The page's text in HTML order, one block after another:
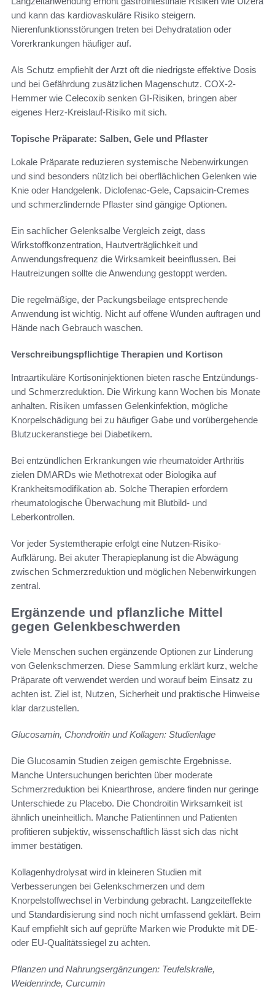
und kann das kardiovaskuläre Risiko steigern.
Nierenfunktionsstörungen treten bei Dehydratation oder
Vorerkrankungen häufiger auf.
Als Schutz empfiehlt der Arzt oft die niedrigste effektive Dosis
und bei Gefährdung zusätzlichen Magenschutz. COX-2-
Hemmer wie Celecoxib senken GI-Risiken, bringen aber
eigenes Herz-Kreislauf-Risiko mit sich.
Topische Präparate: Salben, Gele und Pflaster
Lokale Präparate reduzieren systemische Nebenwirkungen
und sind besonders nützlich bei oberflächlichen Gelenken wie
Knie oder Handgelenk. Diclofenac-Gele, Capsaicin-Cremes
und schmerzlindernde Pflaster sind gängige Optionen.
Ein sachlicher Gelenksalbe Vergleich zeigt, dass
Wirkstoffkonzentration, Hautverträglichkeit und
Anwendungsfrequenz die Wirksamkeit beeinflussen. Bei
Hautreizungen sollte die Anwendung gestoppt werden.
Die regelmäßige, der Packungsbeilage entsprechende
Anwendung ist wichtig. Nicht auf offene Wunden auftragen und
Hände nach Gebrauch waschen.
Verschreibungspflichtige Therapien und Kortison
Intraartikuläre Kortisoninjektionen bieten rasche Entzündungs-
und Schmerzreduktion. Die Wirkung kann Wochen bis Monate
anhalten. Risiken umfassen Gelenkinfektion, mögliche
Knorpelschädigung bei zu häufiger Gabe und vorübergehende
Blutzuckeranstiege bei Diabetikern.
Bei entzündlichen Erkrankungen wie rheumatoider Arthritis
zielen DMARDs wie Methotrexat oder Biologika auf
Krankheitsmodifikation ab. Solche Therapien erfordern
rheumatologische Überwachung mit Blutbild- und
Leberkontrollen.
Vor jeder Systemtherapie erfolgt eine Nutzen-Risiko-
Aufklärung. Bei akuter Therapieplanung ist die Abwägung
zwischen Schmerzreduktion und möglichen Nebenwirkungen
zentral.
Ergänzende und pflanzliche Mittel
gegen Gelenkbeschwerden
Viele Menschen suchen ergänzende Optionen zur Linderung
von Gelenkschmerzen. Diese Sammlung erklärt kurz, welche
Präparate oft verwendet werden und worauf beim Einsatz zu
achten ist. Ziel ist, Nutzen, Sicherheit und praktische Hinweise
klar darzustellen.
Glucosamin, Chondroitin und Kollagen: Studienlage
Die Glucosamin Studien zeigen gemischte Ergebnisse.
Manche Untersuchungen berichten über moderate
Schmerzreduktion bei Kniearthrose, andere finden nur geringe
Unterschiede zu Placebo. Die Chondroitin Wirksamkeit ist
ähnlich uneinheitlich. Manche Patientinnen und Patienten
profitieren subjektiv, wissenschaftlich lässt sich das nicht
immer bestätigen.
Kollagenhydrolysat wird in kleineren Studien mit
Verbesserungen bei Gelenkschmerzen und dem
Knorpelstoffwechsel in Verbindung gebracht. Langzeiteffekte
und Standardisierung sind noch nicht umfassend geklärt. Beim
Kauf empfiehlt sich auf geprüfte Marken wie Produkte mit DE-
oder EU-Qualitätssiegel zu achten.
Pflanzen und Nahrungsergänzungen: Teufelskralle,
Weidenrinde, Curcumin